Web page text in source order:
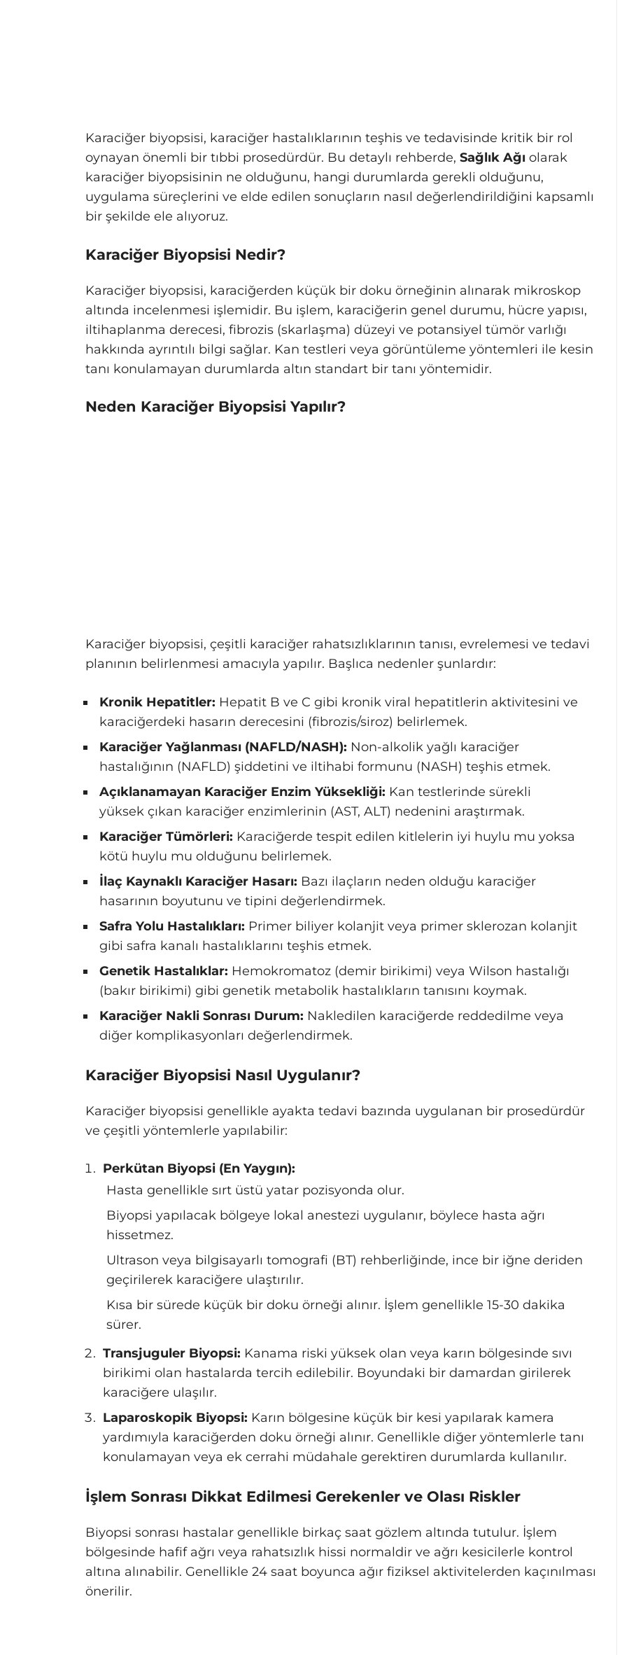
Karaciğer biyopsisi, karaciğer hastalıklarının teşhis ve tedavisinde kritik bir rol
oynayan önemli bir tıbbi prosedürdür. Bu detaylı rehberde, Sağlık Ağı olarak
karaciğer biyopsisinin ne olduğunu, hangi durumlarda gerekli olduğunu,
uygulama süreçlerini ve elde edilen sonuçların nasıl değerlendirildiğini kapsamlı
bir şekilde ele alıyoruz.
Karaciğer Biyopsisi Nedir?
Karaciğer biyopsisi, karaciğerden küçük bir doku örneğinin alınarak mikroskop
altında incelenmesi işlemidir. Bu işlem, karaciğerin genel durumu, hücre yapısı,
iltihaplanma derecesi, fibrozis (skarlaşma) düzeyi ve potansiyel tümör varlığı
hakkında ayrıntılı bilgi sağlar. Kan testleri veya görüntüleme yöntemleri ile kesin
tanı konulamayan durumlarda altın standart bir tanı yöntemidir.
Neden Karaciğer Biyopsisi Yapılır?
Karaciğer biyopsisi, çeşitli karaciğer rahatsızlıklarının tanısı, evrelemesi ve tedavi
planının belirlenmesi amacıyla yapılır. Başlıca nedenler şunlardır:
Kronik Hepatitler: Hepatit B ve C gibi kronik viral hepatitlerin aktivitesini ve
karaciğerdeki hasarın derecesini (fibrozis/siroz) belirlemek.
Karaciğer Yağlanması (NAFLD/NASH): Non-alkolik yağlı karaciğer
hastalığının (NAFLD) şiddetini ve iltihabi formunu (NASH) teşhis etmek.
Açıklanamayan Karaciğer Enzim Yüksekliği: Kan testlerinde sürekli
yüksek çıkan karaciğer enzimlerinin (AST, ALT) nedenini araştırmak.
Karaciğer Tümörleri: Karaciğerde tespit edilen kitlelerin iyi huylu mu yoksa
kötü huylu mu olduğunu belirlemek.
İlaç Kaynaklı Karaciğer Hasarı: Bazı ilaçların neden olduğu karaciğer
hasarının boyutunu ve tipini değerlendirmek.
Safra Yolu Hastalıkları: Primer biliyer kolanjit veya primer sklerozan kolanjit
gibi safra kanalı hastalıklarını teşhis etmek.
Genetik Hastalıklar: Hemokromatoz (demir birikimi) veya Wilson hastalığı
(bakır birikimi) gibi genetik metabolik hastalıkların tanısını koymak.
Karaciğer Nakli Sonrası Durum: Nakledilen karaciğerde reddedilme veya
diğer komplikasyonları değerlendirmek.
Karaciğer Biyopsisi Nasıl Uygulanır?
Karaciğer biyopsisi genellikle ayakta tedavi bazında uygulanan bir prosedürdür
ve çeşitli yöntemlerle yapılabilir:
Perkütan Biyopsi (En Yaygın):
Hasta genellikle sırt üstü yatar pozisyonda olur.
Biyopsi yapılacak bölgeye lokal anestezi uygulanır, böylece hasta ağrı
hissetmez.
Ultrason veya bilgisayarlı tomografi (BT) rehberliğinde, ince bir iğne deriden
geçirilerek karaciğere ulaştırılır.
Kısa bir sürede küçük bir doku örneği alınır. İşlem genellikle 15-30 dakika
sürer.
Transjuguler Biyopsi: Kanama riski yüksek olan veya karın bölgesinde sıvı
birikimi olan hastalarda tercih edilebilir. Boyundaki bir damardan girilerek
karaciğere ulaşılır.
Laparoskopik Biyopsi: Karın bölgesine küçük bir kesi yapılarak kamera
yardımıyla karaciğerden doku örneği alınır. Genellikle diğer yöntemlerle tanı
konulamayan veya ek cerrahi müdahale gerektiren durumlarda kullanılır.
İşlem Sonrası Dikkat Edilmesi Gerekenler ve Olası Riskler
Biyopsi sonrası hastalar genellikle birkaç saat gözlem altında tutulur. İşlem
bölgesinde hafif ağrı veya rahatsızlık hissi normaldir ve ağrı kesicilerle kontrol
altına alınabilir. Genellikle 24 saat boyunca ağır fiziksel aktivitelerden kaçınılması
önerilir.